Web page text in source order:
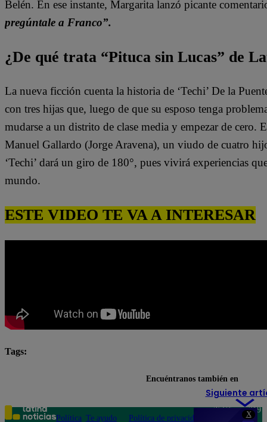
X
Belén. En ese instante, Margarita lanzó picante
pregúntale a Franco”.
¿De qué trata “Pituca sin Lucas” de
La nueva ficción cuenta la historia de ‘Techi’ De la
con tres hijas que, luego de que su esposo tenga
mudarse a un distrito de clase media y empezar de cero.
Manuel Gallardo (Jorge Aravena), un viudo de cuatro
‘Techi’ dará un giro de 180°, pues vivirá experiencias
mundo.
ESTE VIDEO TE VA A INTERESAR
Tags:
Siguiente
Encuéntranos también en
Política Te ayudo Política de privacidad
Teléfono: 219